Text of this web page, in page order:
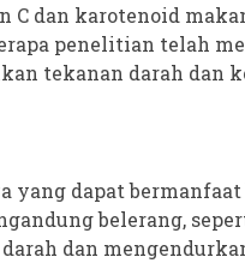
C dan karotenoid
penelitian telah
tekanan darah dan
yang dapat
belerang,
dan